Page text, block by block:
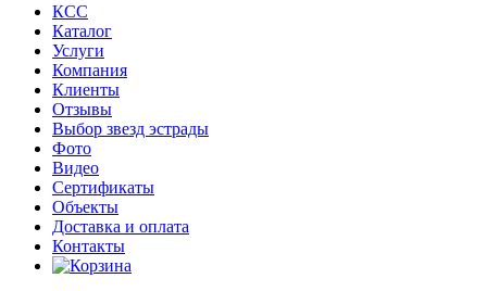
КСС
Каталог
Услуги
Компания
Клиенты
Oтзывы
Выбор звезд эстрады
Фото
Видео
Сертификаты
Объекты
Доставка и оплата
Контакты